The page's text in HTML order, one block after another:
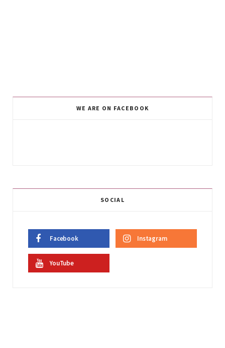
WE ARE ON FACEBOOK
SOCIAL
Facebook Instagram
YouTube